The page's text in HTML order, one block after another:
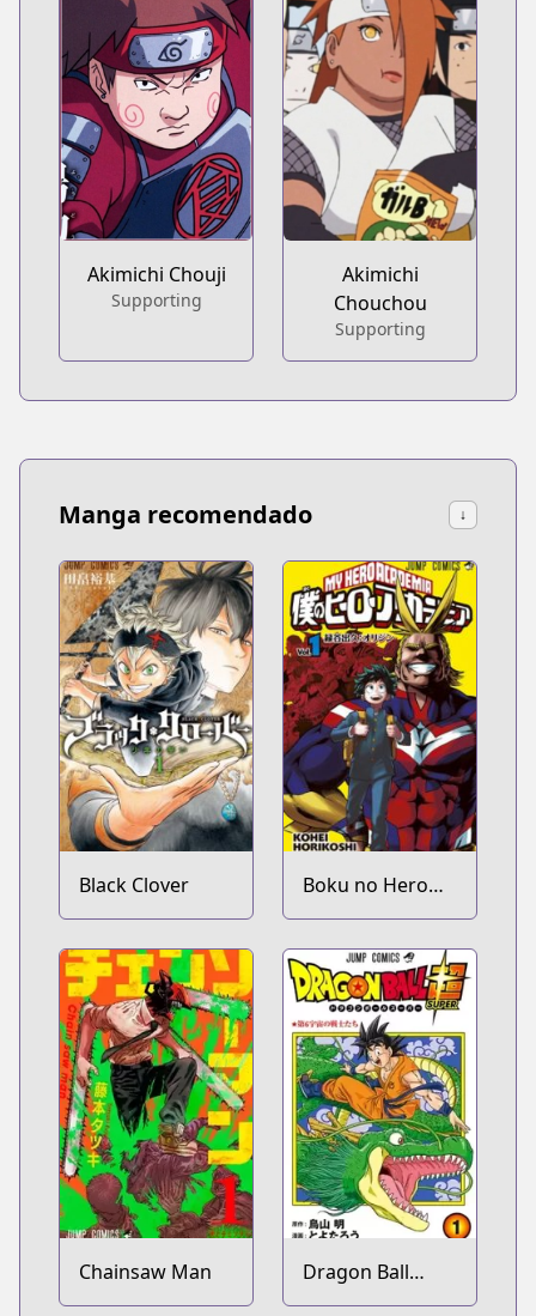
Akimichi Chouji
Supporting
Akimichi
Chouchou
Supporting
Manga recomendado ↓
Black Clover
Boku no Hero
Academia
Chainsaw Man
Dragon Ball
Super